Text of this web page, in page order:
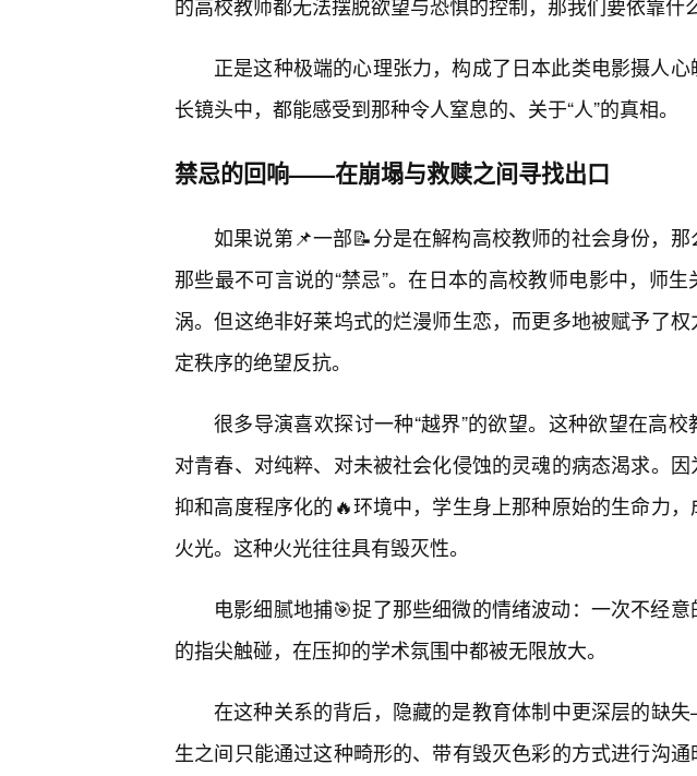
正是这种极端的心理张力，构成了日本此类电影摄人
长镜头中，都能感受到那种令人窒息的、关于“人”的真相。
禁忌的回响——在崩塌与救赎之间寻找出口
如果说第📌一部📝分是在解构高校教师的社会身份，
那些最不可言说的“禁忌”。在日本的高校教师电影中，师
涡。但这绝非好莱坞式的烂漫师生恋，而更多地被赋予了
定秩序的绝望反抗。
很多导演喜欢探讨一种“越界”的欲望。这种欲望在高
对青春、对纯粹、对未被社会化侵蚀的灵魂的病态渴求。
抑和高度程序化的🔥环境中，学生身上那种原始的生命力
火光。这种火光往往具有毁灭性。
电影细腻地捕🎯捉了那些细微的情绪波动：一次不经
的指尖触碰，在压抑的学术氛围中都被无限放大。
在这种关系的背后，隐藏的是教育体制中更深层的缺
生之间只能通过这种畸形的、带有毁灭色彩的方式进行沟